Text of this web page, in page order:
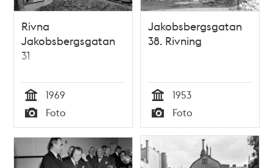
Rivna
Jakobsbergsgatan
31
Tid
1969
Typ
Foto
Jakobsbergsgatan
38. Rivning
Tid
1953
Typ
Foto